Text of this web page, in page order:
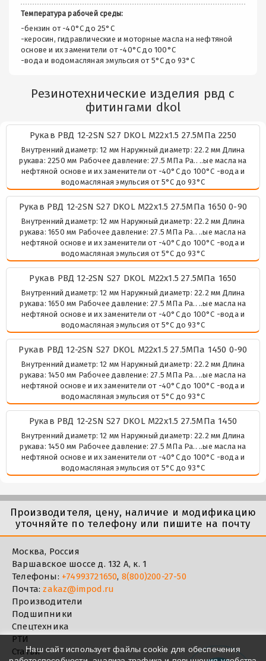
Температура рабочей среды:
-бензин от -40°C до 25°C
-керосин, гидравлические и моторные масла на нефтяной
основе и их заменители от -40°C до 100°C
-вода и водомасляная эмульсия от 5°C до 93°C
Резинотехнические изделия рвд с
фитингами dkol
Рукав РВД 12-2SN S27 DKOL М22х1.5 27.5МПа 2250
Внутренний диаметр: 12 мм Наружный диаметр: 22.2 мм Длина
рукава: 2250 мм Рабочее давление: 27.5 МПа Ра.. ..ые масла на
нефтяной основе и их заменители от -40°C до 100°C -вода и
водомасляная эмульсия от 5°C до 93°C
Рукав РВД 12-2SN S27 DKOL М22х1.5 27.5МПа 1650 0-90
Внутренний диаметр: 12 мм Наружный диаметр: 22.2 мм Длина
рукава: 1650 мм Рабочее давление: 27.5 МПа Ра.. ..ые масла на
нефтяной основе и их заменители от -40°C до 100°C -вода и
водомасляная эмульсия от 5°C до 93°C
Рукав РВД 12-2SN S27 DKOL М22х1.5 27.5МПа 1650
Внутренний диаметр: 12 мм Наружный диаметр: 22.2 мм Длина
рукава: 1650 мм Рабочее давление: 27.5 МПа Ра.. ..ые масла на
нефтяной основе и их заменители от -40°C до 100°C -вода и
водомасляная эмульсия от 5°C до 93°C
Рукав РВД 12-2SN S27 DKOL М22х1.5 27.5МПа 1450 0-90
Внутренний диаметр: 12 мм Наружный диаметр: 22.2 мм Длина
рукава: 1450 мм Рабочее давление: 27.5 МПа Ра.. ..ые масла на
нефтяной основе и их заменители от -40°C до 100°C -вода и
водомасляная эмульсия от 5°C до 93°C
Рукав РВД 12-2SN S27 DKOL М22х1.5 27.5МПа 1450
Внутренний диаметр: 12 мм Наружный диаметр: 22.2 мм Длина
рукава: 1450 мм Рабочее давление: 27.5 МПа Ра.. ..ые масла на
нефтяной основе и их заменители от -40°C до 100°C -вода и
водомасляная эмульсия от 5°C до 93°C
Производителя, цену, наличие и модификацию
уточняйте по телефону или пишите на почту
Москва, Россия
Варшавское шоссе д. 132 А, к. 1
Телефоны: +74993721650, 8(800)200-27-50
Почта:zakaz@impod.ru
Производители
Подшипники
Спецтехника
РТИ
СтатьиНаш сайт использует файлы cookie для обеспечения